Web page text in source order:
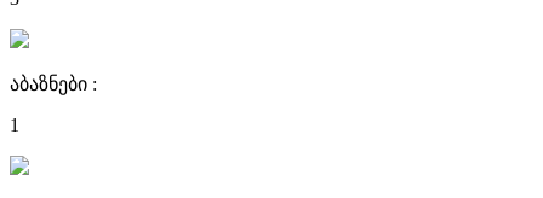
აბაზნები :
1